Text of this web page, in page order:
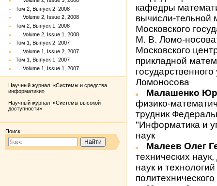
Том 2, Выпуск 2, 2008
Volume 2, Issue 2, 2008
Том 2, Выпуск 1, 2008
Volume 2, Issue 1, 2008
Том 1, Выпуск 2, 2007
Volume 1, Issue 2, 2007
Том 1, Выпуск 1, 2007
Volume 1, Issue 1, 2007
Научный журнал «Системы и средства
информатики»
Научный журнал «Системы высокой
доступности»
Поиск:
кафедры
вычисли-тельной
Московского
М. В. Ломо-
Московского
прикладной
Ломоносова
Малашенко
физико-
трудник
"Информатика и
наук
Малеев Олег
технических
наук и